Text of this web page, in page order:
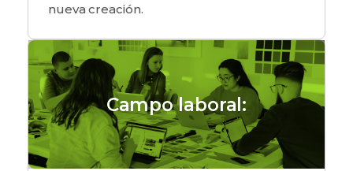
nueva creación.
Campo laboral: